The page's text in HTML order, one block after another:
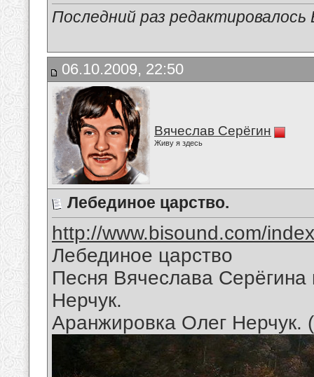
Последний раз
06.10.2009, 22:50
Вячеслав Серёгин
Живу я здесь
Лебединое царство.
http://www.bisound.com/
Лебединое царство
Песня Вячеслава
Нерчук.
Аранжировка Олег Нерчук.